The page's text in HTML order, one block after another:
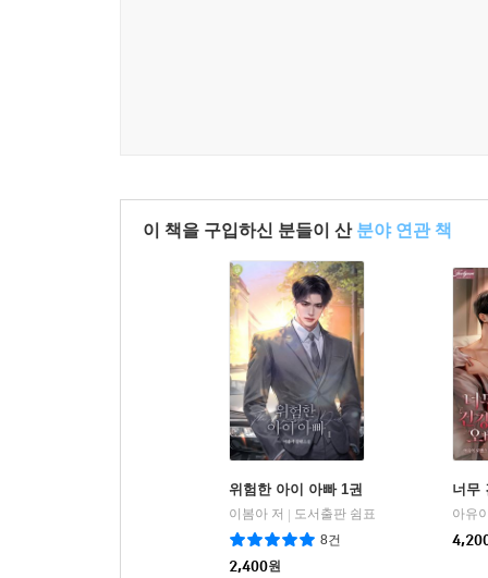
이 책을 구입하신 분들이 산 분야 연관 책
위험한 아이 아빠 1권
이봄아 저
도서출판 쉼표
8건
2,400원
너무
아유